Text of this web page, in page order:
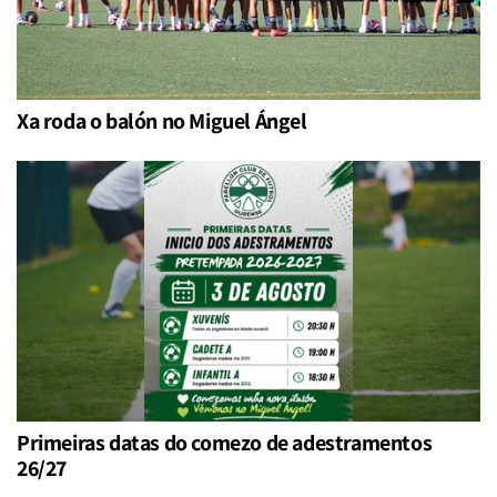
Xa roda o balón no Miguel Ángel
Primeiras datas do comezo de adestramentos
26/27